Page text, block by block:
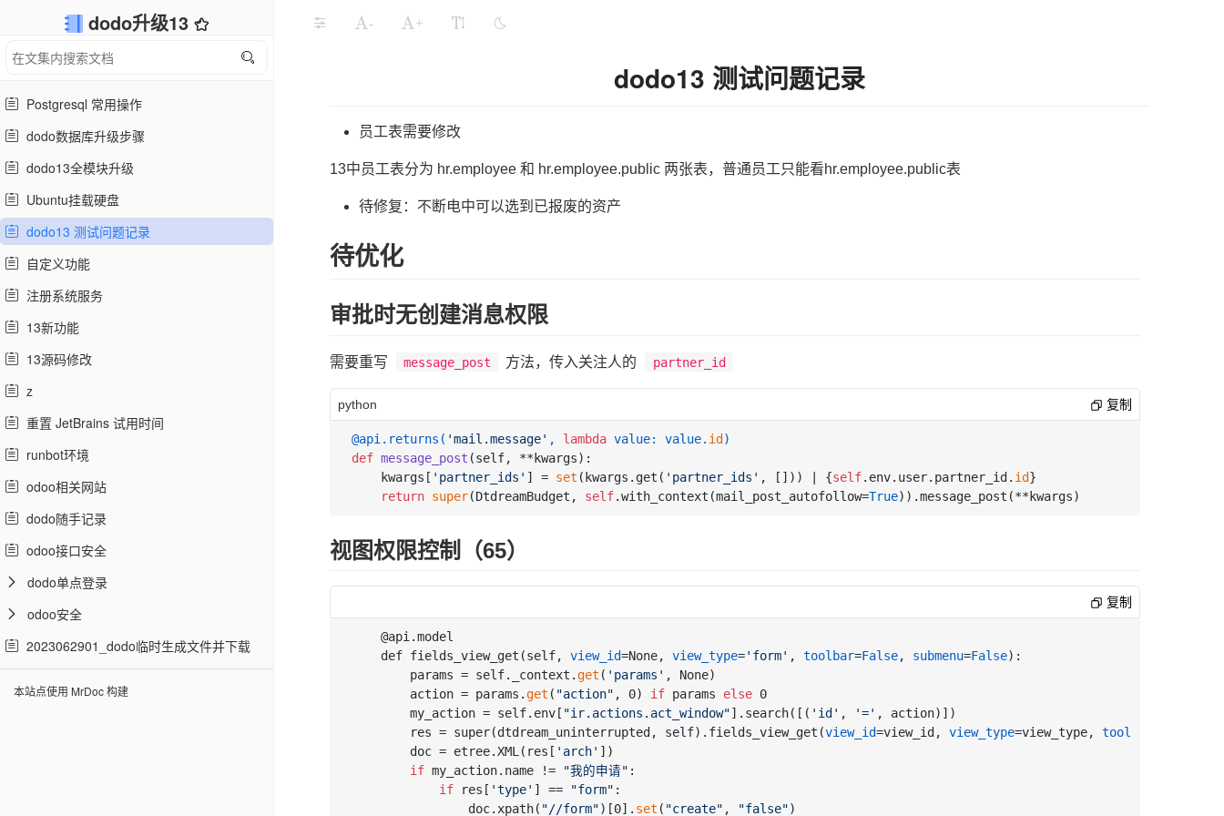
dodo升级13
Postgresql 常用操作
dodo数据库升级步骤
dodo13全模块升级
Ubuntu挂载硬盘
dodo13 测试问题记录
自定义功能
注册系统服务
13新功能
13源码修改
z
重置 JetBrains 试用时间
runbot环境
odoo相关网站
dodo随手记录
odoo接口安全
dodo单点登录
odoo安全
2023062901_dodo临时生成文件并下载
本站点使用 MrDoc 构建
- +
dodo13 测试问题记录
员工表需要修改
13中员工表分为 hr.employee 和 hr.employee.public 两张表，普通员工只能看hr.employee.public表
待修复：不断电中可以选到已报废的资产
待优化
审批时无创建消息权限
需要重写 message_post 方法，传入关注人的 partner_id
python 复制
@api.returns( 'mail.message' , lambda value: value. id)
def message_post (self, **kwargs):
    kwargs[
'partner_ids' ] = set (kwargs.get( 'partner_ids' , [])) | {self.env.user.partner_id. id}
return super(DtdreamBudget, self.with_context(mail_post_autofollow=True
视图权限控制（65）
复制
    @api.model
    def fields_view_get(self,
view_id=None, view_type='form' , toolbar=False, submenu=False):
        params = self._context.
get ( 'params' , None)
        action = params.
get ( "action" , 0) if params else 0
        my_action = self.env[
"ir.actions.act_window"].search([( 'id' , '=' , action)])
        res = super(dtdream_uninterrupted, self).fields_view_get(
view_id=view_id, view_type=view_type, toolbar
        doc = etree.XML(res[
'arch' ])
if my_action.name != "我的申请" :
if res[ 'type' ] == "form" :
                doc.xpath(
"//form")[0]. set ( "create" , "false")